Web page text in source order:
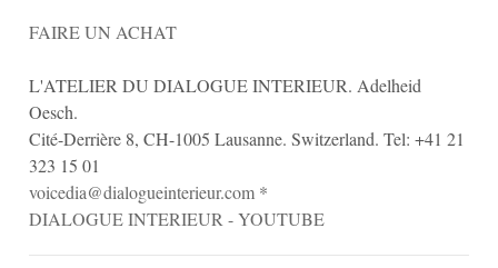
FAIRE UN ACHAT
L'ATELIER DU DIALOGUE INTERIEUR. Adelheid
Oesch.
Cité-Derrière 8, CH-1005 Lausanne. Switzerland. Tel: +41 21
323 15 01
voicedia@dialogueinterieur.com *
DIALOGUE INTERIEUR - YOUTUBE